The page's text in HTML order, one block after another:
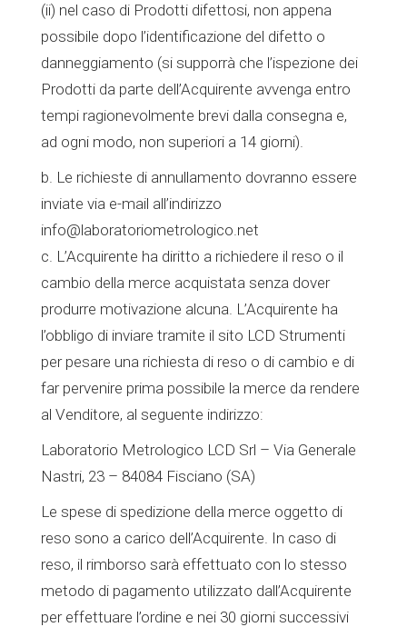
(ii) nel caso di Prodotti difettosi, non appena
possibile dopo l’identificazione del difetto o
danneggiamento (si supporrà che l’ispezione dei
Prodotti da parte dell’Acquirente avvenga entro
tempi ragionevolmente brevi dalla consegna e,
ad ogni modo, non superiori a 14 giorni).
b. Le richieste di annullamento dovranno essere
inviate via e-mail all’indirizzo
info@laboratoriometrologico.net
c. L’Acquirente ha diritto a richiedere il reso o il
cambio della merce acquistata senza dover
produrre motivazione alcuna. L’Acquirente ha
l’obbligo di inviare tramite il sito LCD Strumenti
per pesare una richiesta di reso o di cambio e di
far pervenire prima possibile la merce da rendere
al Venditore, al seguente indirizzo:
Laboratorio Metrologico LCD Srl – Via Generale
Nastri, 23 – 84084 Fisciano (SA)
Le spese di spedizione della merce oggetto di
reso sono a carico dell’Acquirente. In caso di
reso, il rimborso sarà effettuato con lo stesso
metodo di pagamento utilizzato dall’Acquirente
per effettuare l’ordine e nei 30 giorni successivi